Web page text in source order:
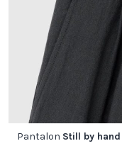
Pantalon Still by hand